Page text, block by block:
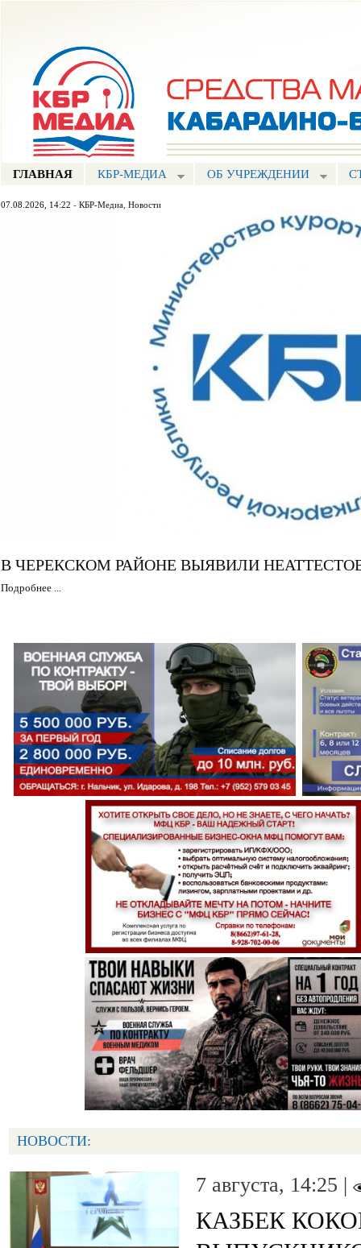
ГЛАВНАЯ КБР-МЕДИА ОБ УЧРЕЖДЕНИИ
07.08.2026, 14:22 - КБР-Медиа Новости
В ЧЕРЕКСКОМ РАЙОНЕ ВЫЯВИЛИ
Подробнее ...
НОВОСТИ:
7 августа, 14:25 |
КАЗБЕК